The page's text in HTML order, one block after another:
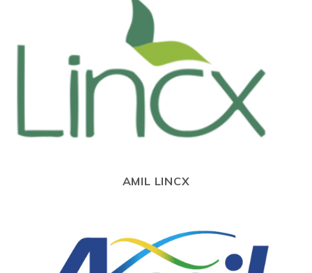
AMIL LINCX